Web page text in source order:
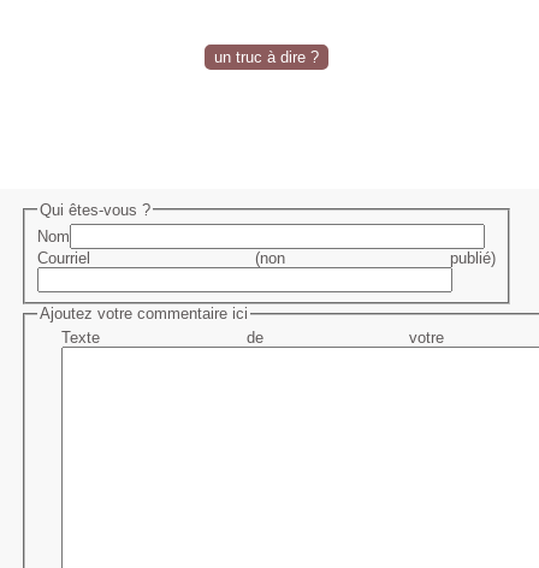
un truc à dire ?
Qui êtes-vous ?
Nom
Courriel (non publié)
Ajoutez votre commentaire ici
Texte de votre